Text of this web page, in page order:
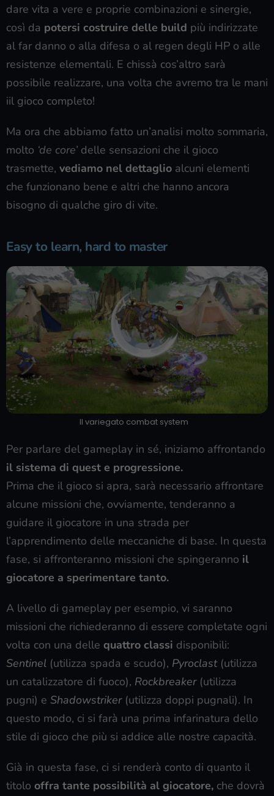
dare vita a vere e proprie combinazioni e sinergie,
così da potersi costruire delle build più indirizzate
al far danno o alla difesa o al regen degli HP o alle
resistenze elementali. E chissà cos’altro sarà
possibile realizzare, una volta che avremo tra le mani
iil gioco completo!
Ma ora che abbiamo fatto un’analisi molto sommaria,
molto ‘de core’ delle sensazioni che il gioco
trasmette, vediamo nel dettaglio alcuni elementi
che funzionano bene e altri che hanno ancora
bisogno di qualche giro di vite.
Easy to learn, hard to master
Il variegato combat system
Per parlare del gameplay in sé, iniziamo affrontando
il sistema di quest e progressione.
Prima che il gioco si apra, sarà necessario affrontare
alcune missioni che, ovviamente, tenderanno a
guidare il giocatore in una strada per
l’apprendimento delle meccaniche di base. In questa
fase, si affronteranno missioni che spingeranno il
giocatore a sperimentare tanto.
A livello di gameplay per esempio, vi saranno
missioni che richiederanno di essere completate ogni
volta con una delle quattro classi disponibili:
Sentinel (utilizza spada e scudo), Pyroclast(utilizza
un catalizzatore di fuoco), Rockbreaker (utilizza
pugni) e Shadowstriker (utilizza doppi pugnali). In
questo modo, ci si farà una prima infarinatura dello
stile di gioco che più si addice alle nostre capacità.
Già in questa fase, ci si renderà conto di quanto il
titolo offra tante possibilità al giocatore, che dovrà